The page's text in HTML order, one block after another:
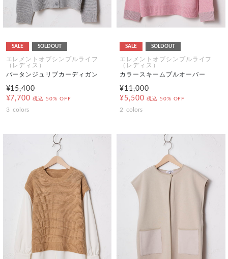
SALE SOLDOUT
エレメントオブシンプルライフ
（レディス）
パータンジュリブカーディガン
¥15,400
¥7,700 税込 50% OFF
3 colors
SALE SOLDOUT
エレメントオブシンプルライフ
（レディス）
カラースキームプルオーバー
¥11,000
¥5,500 税込 50% OFF
2 colors